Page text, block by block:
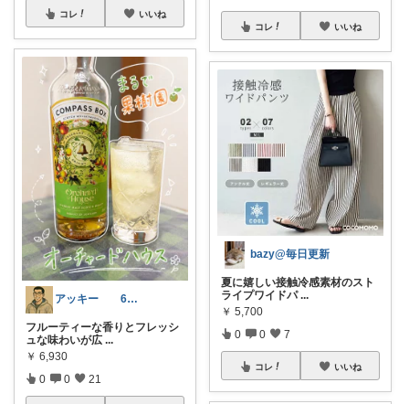
コレ いいね
アッキー 6才娘👧子育て中💪
フルーティーな香りとフレッシ
ュな味わいが広 ...
￥ 6,930
0 0 21
コレ いいね
bazy@毎日更新
夏に嬉しい接触冷感素材のスト
ライプワイドパ ...
￥ 5,700
0 0 7
コレ いいね